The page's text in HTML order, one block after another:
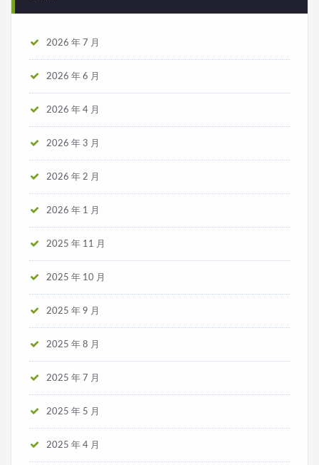
2026 年 7 月
2026 年 6 月
2026 年 4 月
2026 年 3 月
2026 年 2 月
2026 年 1 月
2025 年 11 月
2025 年 10 月
2025 年 9 月
2025 年 8 月
2025 年 7 月
2025 年 5 月
2025 年 4 月